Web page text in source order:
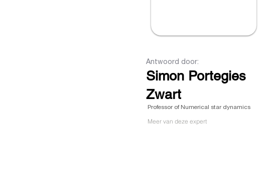
Simon Portegies
Zwart
Antwoord door:
Professor of Numerical star dynamics
Meer van deze expert